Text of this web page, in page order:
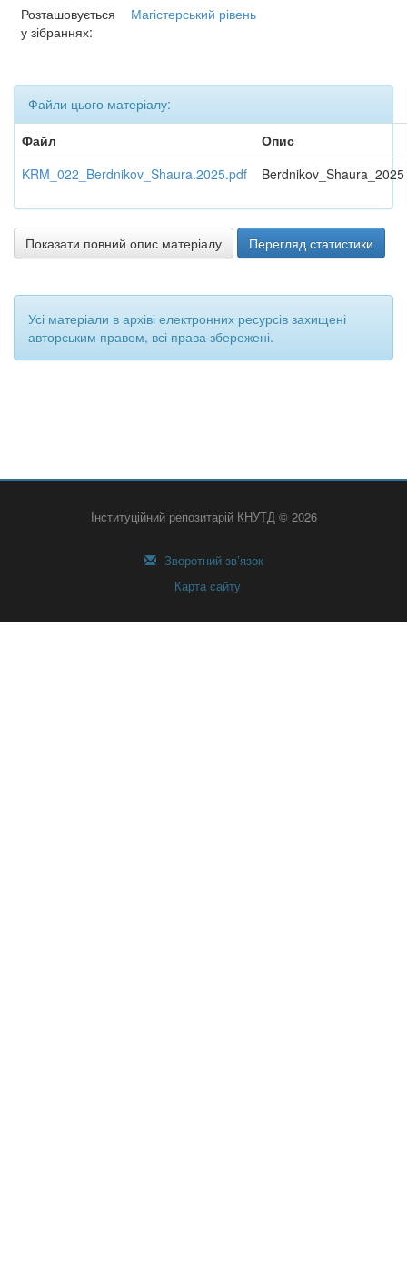
Розташовується
у зібраннях:
Магістерський рівень
Файли цього матеріалу:
Файл
Опис
KRM_022_Berdnikov_Shaura.2025.pdf
Berdnikov_Shaura_2025
Показати повний опис матеріалу Перегляд статистики
Усі матеріали в архіві електронних ресурсів захищені
авторським правом, всі права збережені.
Інституційний репозитарій КНУТД © 2026
Зворотний зв’язок
Карта сайту